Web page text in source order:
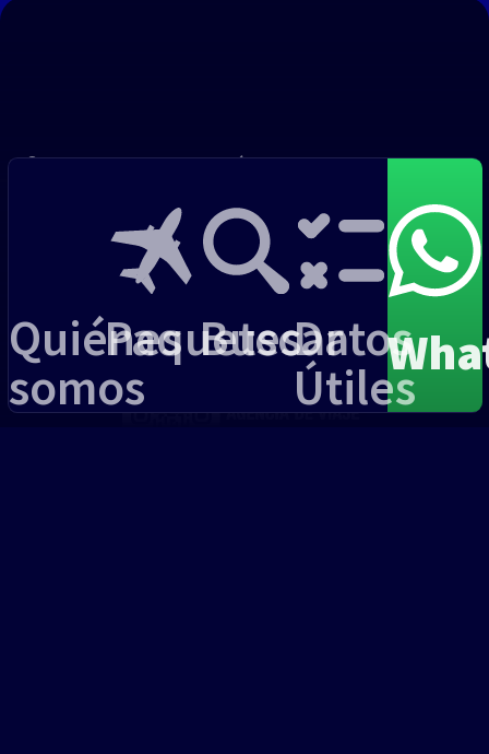
Quiénes
somos
Paquetes
BuscarDatos
Útiles
Montevideo: Pablo de María 1037
2 418 4440
info@qualitytravel.uy
Tripadvisor
Agencia de Viaje